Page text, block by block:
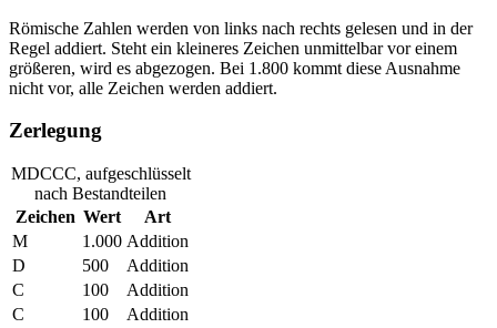
Römische Zahlen werden von links nach rechts gelesen und in der
Regel addiert. Steht ein kleineres Zeichen unmittelbar vor einem
größeren, wird es abgezogen. Bei 1.800 kommt diese Ausnahme
nicht vor, alle Zeichen werden addiert.
Zerlegung
MDCCC, aufgeschlüsselt
nach Bestandteilen
Zeichen Wert
Art
M
1.000 Addition
D
500
Addition
C
100
Addition
C
100
Addition